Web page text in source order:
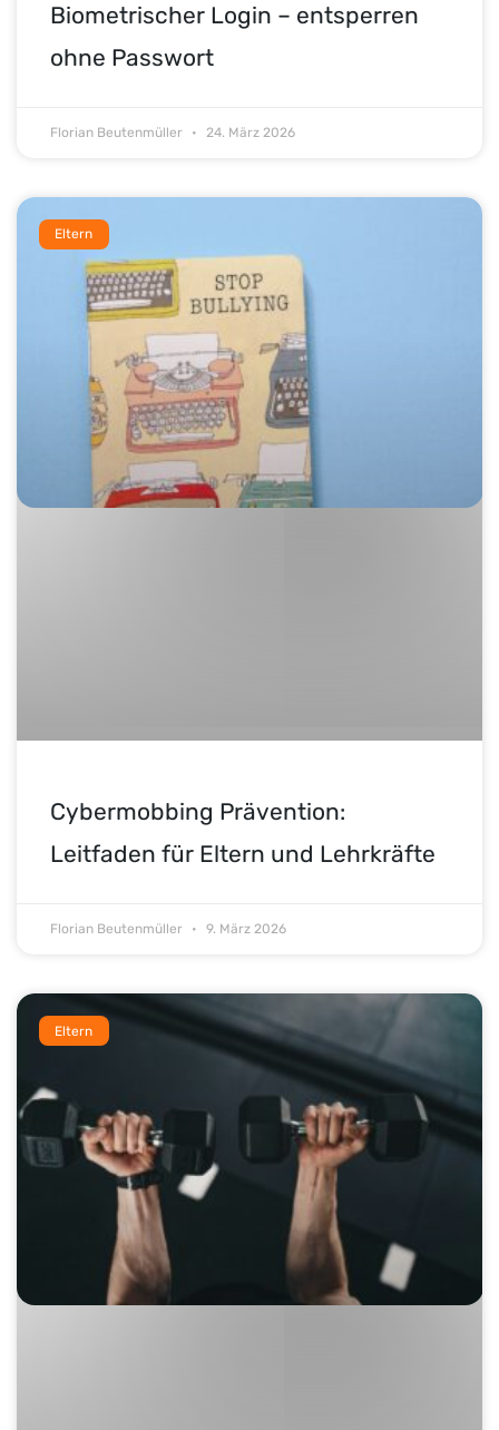
Biometrischer Login – entsperren
ohne Passwort
Florian Beutenmüller 24. März 2026
Eltern
Cybermobbing Prävention:
Leitfaden für Eltern und Lehrkräfte
Florian Beutenmüller 9. März 2026
Eltern